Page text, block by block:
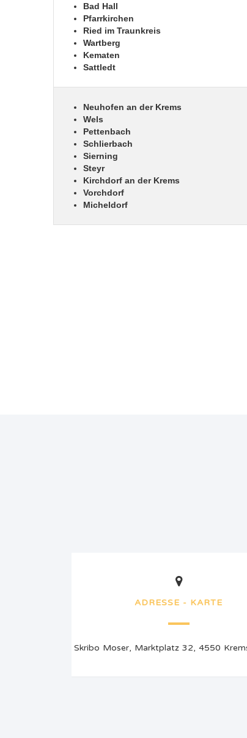
Bad Hall
Pfarrkirchen
Ried im Traunkreis
Wartberg
Kematen
Sattledt
Neuhofen an der Krems
Wels
Pettenbach
Schlierbach
Sierning
Steyr
Kirchdorf an der Krems
Vorchdorf
Micheldorf
ADRESSE - KARTE
Skribo Moser, Marktplatz 32, 4550